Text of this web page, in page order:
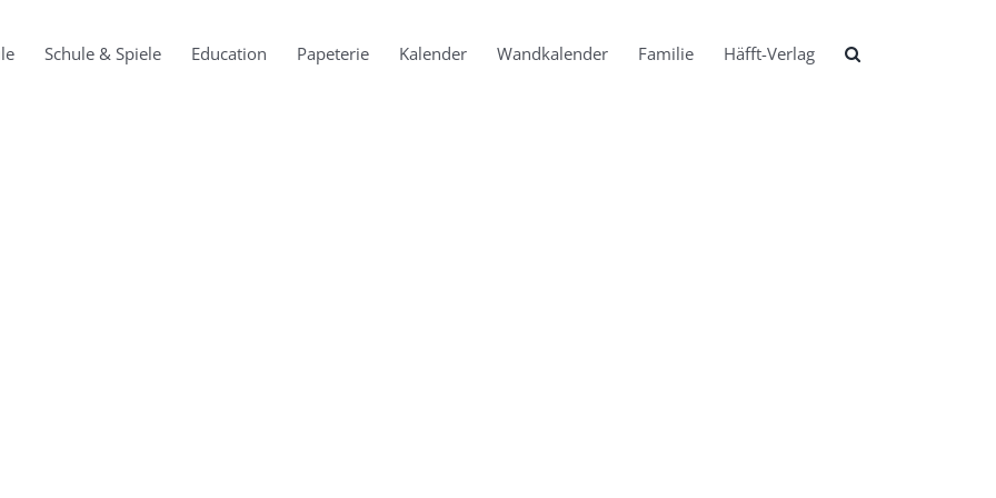
Schule & Spiele Education Papeterie Kalender Wandkalender Familie Häfft-Verlag